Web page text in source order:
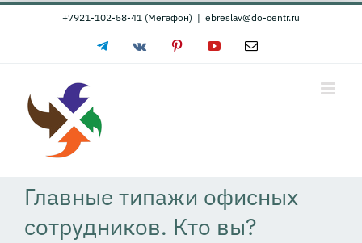
Skip
+7921-102-58-41 (Мегафон) | ebreslav@do-centr.ru
TelegramVk PinterestYouTubeEmail
Главные типажи офисных
сотрудников. Кто вы?